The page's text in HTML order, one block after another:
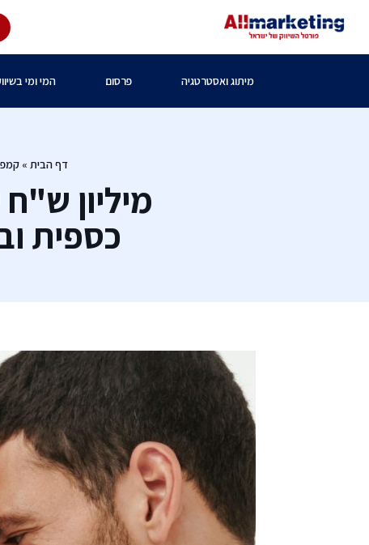
מיתוג ואסטרטגיה פרסום המי ומי
דף הבית »
מיליון
כספית